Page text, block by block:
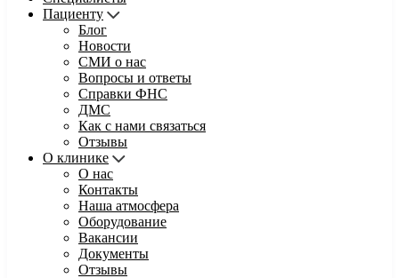
Пациенту
Блог
Новости
СМИ о нас
Вопросы и ответы
Справки ФНС
ДМС
Как с нами связаться
Отзывы
О клинике
О нас
Контакты
Наша атмосфера
Оборудование
Вакансии
Документы
Отзывы